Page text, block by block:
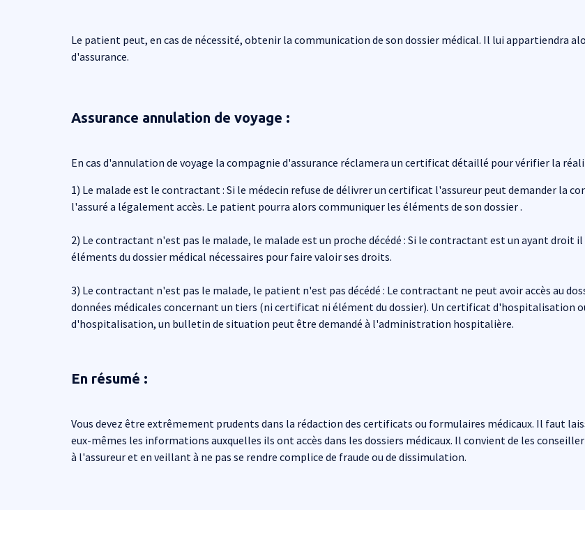
Le patient peut, en cas de nécessité, obtenir la communication de son dossier médical. Il lui appartiendra
d'assurance.
Assurance annulation de voyage :
En cas d'annulation de voyage la compagnie d'assurance réclamera un certificat détaillé pour vérifier la
1) Le malade est le contractant : Si le médecin refuse de délivrer un certificat l'assureur peut demander la
l'assuré a légalement accès. Le patient pourra alors communiquer les éléments de son dossier .
2) Le contractant n'est pas le malade, le malade est un proche décédé : Si le contractant est un ayant droit
éléments du dossier médical nécessaires pour faire valoir ses droits.
3) Le contractant n'est pas le malade, le patient n'est pas décédé : Le contractant ne peut avoir accès au
données médicales concernant un tiers (ni certificat ni élément du dossier). Un certificat d'hospitalisation
d'hospitalisation, un bulletin de situation peut être demandé à l'administration hospitalière.
En résumé :
Vous devez être extrêmement prudents dans la rédaction des certificats ou formulaires médicaux. Il faut
eux-mêmes les informations auxquelles ils ont accès dans les dossiers médicaux. Il convient de les
à l'assureur et en veillant à ne pas se rendre complice de fraude ou de dissimulation.